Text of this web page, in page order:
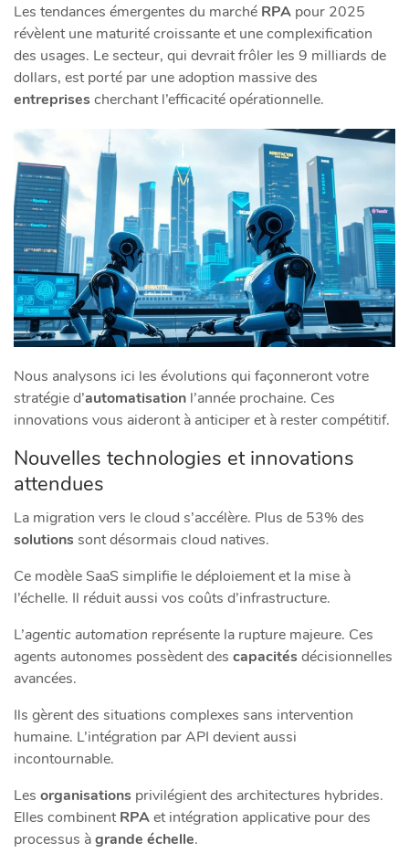
Les tendances émergentes du marché RPA pour 2025
révèlent une maturité croissante et une complexification
des usages. Le secteur, qui devrait frôler les 9 milliards de
dollars, est porté par une adoption massive des
entreprisescherchant l’efficacité opérationnelle.
Nous analysons ici les évolutions qui façonneront votre
stratégie d’automatisation l’année prochaine. Ces
innovations vous aideront à anticiper et à rester compétitif.
Nouvelles technologies et innovations
attendues
La migration vers le cloud s’accélère. Plus de 53% des
solutionssont désormais cloud natives.
Ce modèle SaaS simplifie le déploiement et la mise à
l’échelle. Il réduit aussi vos coûts d’infrastructure.
L’agentic automation représente la rupture majeure. Ces
agents autonomes possèdent des capacitésdécisionnelles
avancées.
Ils gèrent des situations complexes sans intervention
humaine. L’intégration par API devient aussi
incontournable.
Les organisations privilégient des architectures hybrides.
Elles combinentRPAet intégration applicative pour des
processus àgrande échelle.